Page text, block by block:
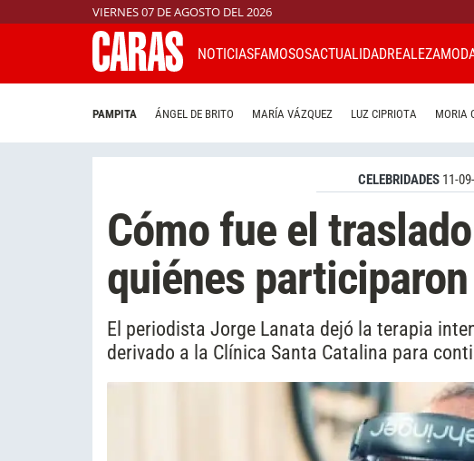
VIERNES 07 DE AGOSTO DEL 2026
NOTICIASFAMOSOSACTUALIDADREALEZA
PAMPITA ÁNGEL DE BRITO MARÍA VÁZQUEZ LUZ CIPRIOTA MORIA
CELEBRIDADES 11-
Cómo fue el
quiénes participaron
El periodista Jorge Lanata dejó la terapia
derivado a la Clínica Santa Catalina para